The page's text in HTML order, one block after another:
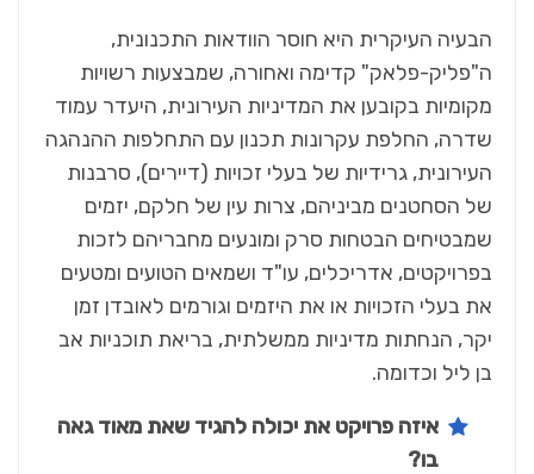
הבעיה העיקרית היא חוסר הוודאות התכנונית,
ה"פליק-פלאק" קדימה ואחורה, שמבצעות רשויות
מקומיות בקובען את המדיניות העירונית, היעדר עמוד
שדרה, החלפת עקרונות תכנון עם התחלפות ההנהגה
העירונית, גרידיות של בעלי זכויות (דיירים), סרבנות
של הסחטנים מביניהם, צרות עין של חלקם, יזמים
שמבטיחים הבטחות סרק ומונעים מחבריהם לזכות
בפרויקטים, אדריכלים, עו"ד ושמאים הטועים ומטעים
את בעלי הזכויות או את היזמים וגורמים לאובדן זמן
יקר, הנחתות מדיניות ממשלתית, בריאת תוכניות אב
בן ליל וכדומה.
איזה פרויקט את יכולה להגיד שאת מאוד גאה
בו?